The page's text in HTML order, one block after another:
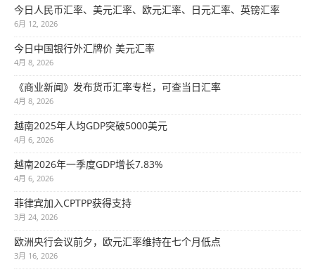
今日人民币汇率、美元汇率、欧元汇率、日元汇率、英镑汇率
6月 12, 2026
今日中国银行外汇牌价 美元汇率
4月 8, 2026
《商业新闻》发布货币汇率专栏，可查当日汇率
4月 8, 2026
越南2025年人均GDP突破5000美元
4月 6, 2026
越南2026年一季度GDP增长7.83%
4月 6, 2026
菲律宾加入CPTPP获得支持
3月 24, 2026
欧洲央行会议前夕，欧元汇率维持在七个月低点
3月 16, 2026